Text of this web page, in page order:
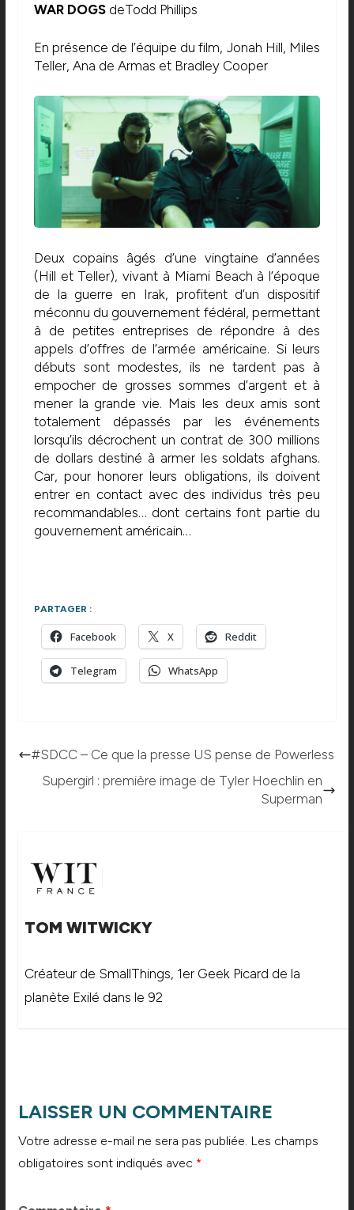
WAR DOGSdeTodd Phillips
En présence de l’équipe du film, Jonah Hill, Miles
Teller, Ana de Armas et Bradley Cooper
Deux copains âgés d’une vingtaine d’années
(Hill et Teller), vivant à Miami Beach à l’époque
de la guerre en Irak, profitent d’un dispositif
méconnu du gouvernement fédéral, permettant
à de petites entreprises de répondre à des
appels d’offres de l’armée américaine. Si leurs
débuts sont modestes, ils ne tardent pas à
empocher de grosses sommes d’argent et à
mener la grande vie. Mais les deux amis sont
totalement dépassés par les événements
lorsqu’ils décrochent un contrat de 300 millions
de dollars destiné à armer les soldats afghans.
Car, pour honorer leurs obligations, ils doivent
entrer en contact avec des individus très peu
recommandables… dont certains font partie du
gouvernement américain…
PARTAGER :
Facebook X Reddit
Telegram WhatsApp
#SDCC – Ce que la presse US pense de Powerless
Supergirl : première image de Tyler Hoechlin en
Superman
TOM WITWICKY
Créateur de SmallThings, 1er Geek Picard de la
planète Exilé dans le 92
LAISSER UN COMMENTAIRE
Votre adresse e-mail ne sera pas publiée. Les champs
obligatoires sont indiqués avec *